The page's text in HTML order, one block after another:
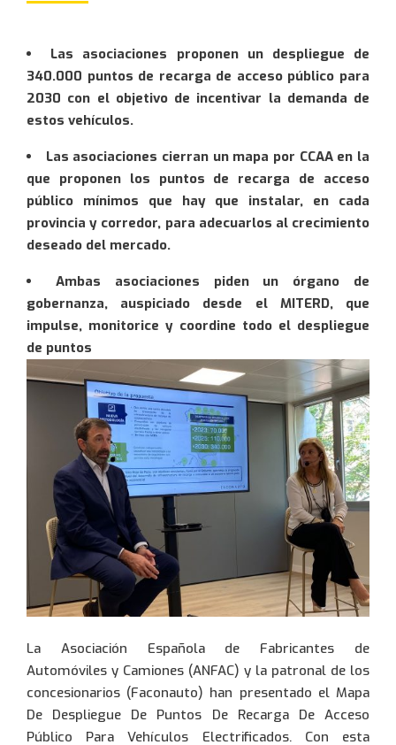
Servicios de gestoría
Recursos de multas
Gestión de siniestros
Revista RACVN
Publicaciones Históricas
Centenario del Real Automóvil Club Vasco Navarro
Hogar
Accidente
Baja diaria
Retirada de carnet
Otros
XLVIII Subida a Jaizkibel (19/09/2026)
XII Copa RACVN Rallyes de tierra
Campeonato Vasco de Rallyes RACVN
Rally del Centenario Circuito de Lasarte RACVN-FEVA
Rutas RACVN
Jornadas y actos
Noticias
Entrevistas
Comunicados de prensa
Onepercent magazine
Galería audiovisual
A quien corresponda
Información y consejos
Enlaces de interés
Guías de viaje
Las asociaciones proponen un despliegue de
340.000 puntos de recarga de acceso público para
2030 con el objetivo de incentivar la demanda de
estos vehículos.
Las asociaciones cierran un mapa por CCAA en la
que proponen los puntos de recarga de acceso
público mínimos que hay que instalar, en cada
provincia y corredor, para adecuarlos al crecimiento
deseado del mercado.
Ambas asociaciones piden un órgano de
gobernanza, auspiciado desde el MITERD, que
impulse, monitorice y coordine todo el despliegue
de puntos
La Asociación Española de Fabricantes de
Automóviles y Camiones (ANFAC) y la patronal de los
concesionarios (Faconauto) han presentado el Mapa
De Despliegue De Puntos De Recarga De Acceso
Público Para Vehículos Electrificados. Con esta
Quiero información
Te llamaremos lo antes
posible
This site is protected by reCAPTCHA and the
GooglePrivacy Policyand Terms of Serviceapply.